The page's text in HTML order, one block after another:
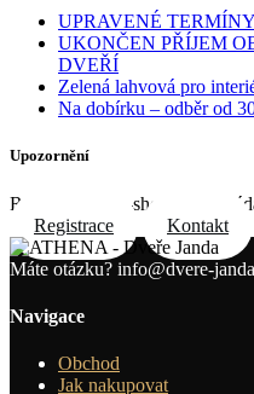
UPRAVENÉ
UKONČEN PŘÍJEM
DVEŘÍ
Zelená lahvová pro
Na dobírku – odběr od
Upozornění
Registrace do e-shopu na
Registrace
Kontakt
Máte otázku? info@dvere-
Navigace
Obchod
Jak nakupovat